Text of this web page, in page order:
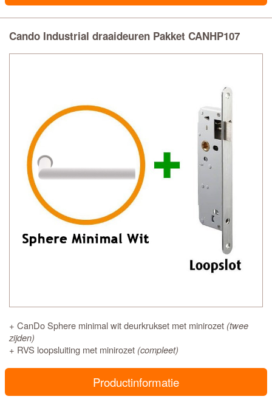
Cando Industrial draaideuren Pakket CANHP107
+ CanDo Sphere minimal wit deurkrukset met minirozet (twee
zijden)
+ RVS loopsluiting met minirozet (compleet)
Productinformatie